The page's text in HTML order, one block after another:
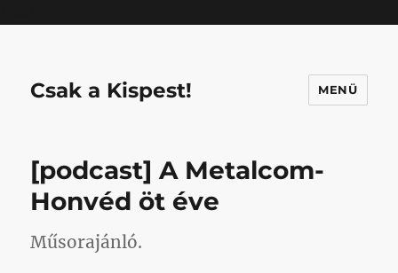
Csak a Kispest! MENÜ
[podcast] A Metalcom-
Honvéd öt éve
Műsorajánló.